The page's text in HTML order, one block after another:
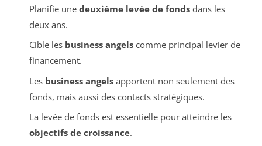
Planifie une deuxième levée de fondsdans les
deux ans.
Cible les business angelscomme principal levier de
financement.
Les business angelsapportent non seulement des
fonds, mais aussi des contacts stratégiques.
La levée de fonds est essentielle pour atteindre les
objectifs de croissance.